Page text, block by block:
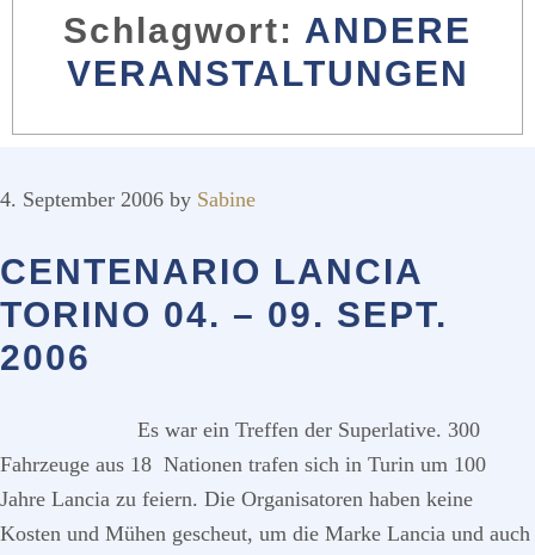
ANDERE
VERANSTALTUNGEN
4. September 2006 by Sabine
CENTENARIO LANCIA
TORINO 04. – 09. SEPT.
2006
Es war ein Treffen der Superlative. 300
Fahrzeuge aus 18 Nationen trafen sich in Turin um 100
Jahre Lancia zu feiern. Die Organisatoren haben keine
Kosten und Mühen gescheut, um die Marke Lancia und auch